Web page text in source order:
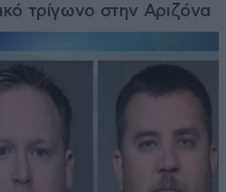
τρίγωνο στην Αριζόνα